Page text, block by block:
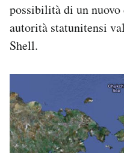
possibilità di un
autorità statunitensi
Shell.